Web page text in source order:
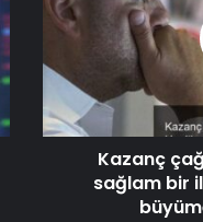
Kazanç
sağlam bir